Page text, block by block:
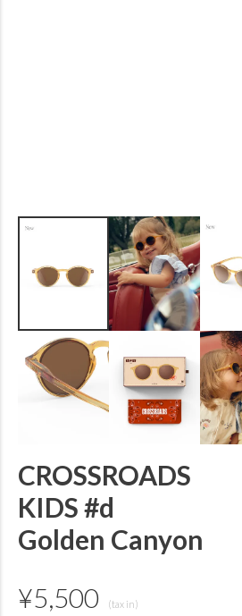
CROSSROADS
KIDS #d
Golden Canyon
¥5,500